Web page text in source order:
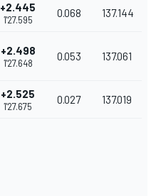
+2.445
1'27.595
0.068 137.144
+2.498
1'27.648
0.053 137.061
+2.525
1'27.675
0.027 137.019